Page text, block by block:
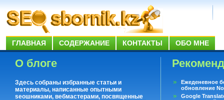
ГЛАВНАЯ СОДЕРЖАНИЕ КОНТАКТЫ ОБО МНЕ
О блоге
Здесь собраны избранные статьи и
материалы, написанные опытными
seoшниками, вебмастерами, посвященные
Ежеденевное
обновление
Google